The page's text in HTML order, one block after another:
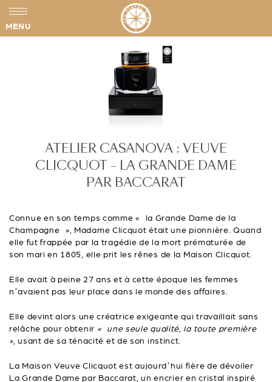
MENU
ATELIER CASANOVA : VEUVE
CLICQUOT – LA GRANDE DAME
PAR BACCARAT
Connue en son temps comme « la Grande Dame de la
Champagne », Madame Clicquot était une pionnière. Quand
elle fut frappée par la tragédie de la mort prématurée de
son mari en 1805, elle prit les rênes de la Maison Clicquot.
Elle avait à peine 27 ans et à cette époque les femmes
n’avaient pas leur place dans le monde des affaires.
Elle devint alors une créatrice exigeante qui travaillait sans
relâche pour obtenir « une seule qualité, la toute première
», usant de sa ténacité et de son instinct.
La Maison Veuve Clicquot est aujourd’hui fière de dévoiler
La Grande Dame par Baccarat, un encrier en cristal inspiré